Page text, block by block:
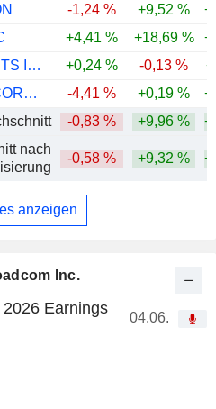
Inc.
Earnings
04.06.
-1,24 % +9,52 %
+4,41 % +18,69 %
TEXAS INSTRUMENTS INCORPORATED
+0,24 % -0,13 %
KIOXIA HOLDINGS CORPORATION
-4,41 % +0,19 %
-0,83 % +9,96 %
nach
-0,58 % +9,32 %
anzeigen